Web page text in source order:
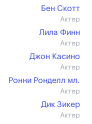
Бен Скотт
Актер
Лила Финн
Актер
Джон Касино
Актер
Ронни Ронделл мл.
Актер
Дик Зикер
Актер